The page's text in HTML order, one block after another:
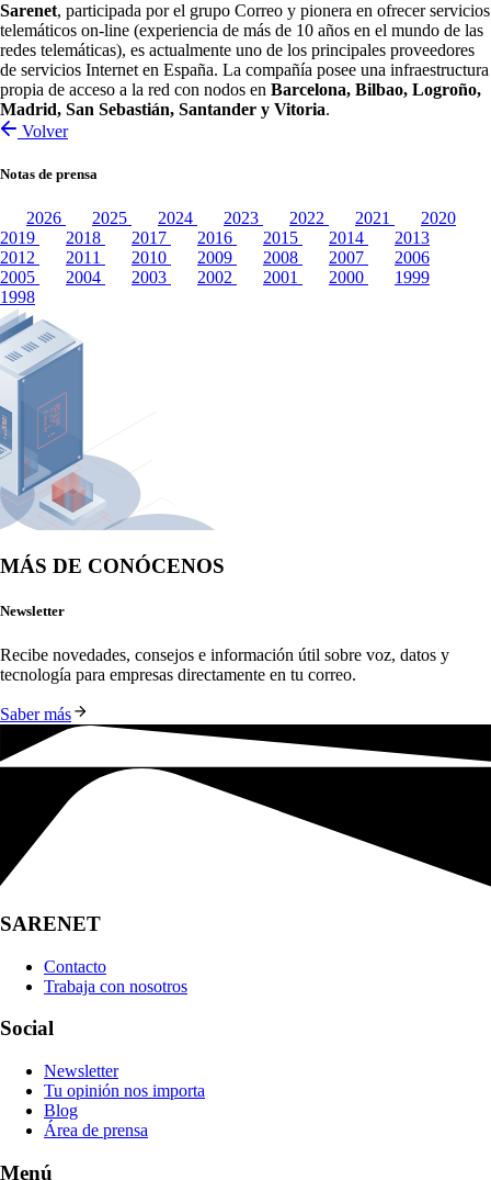
Sarenet, participada por el grupo Correo y pionera en ofrecer servicios
telemáticos on-line (experiencia de más de 10 años en el mundo de las
redes telemáticas), es actualmente uno de los principales proveedores
de servicios Internet en España. La compañía posee una infraestructura
propia de acceso a la red con nodos en Barcelona, Bilbao, Logroño,
Madrid, San Sebastián, Santander y Vitoria.
Volver
Notas de prensa
2026 2025 2024 2023 2022 2021
2020
2019
2018 2017 2016 2015 2014
2013
2012
2011 2010 2009 2008 2007
2006
2005
2004 2003 2002 2001 2000
1999
1998
MÁS DE CONÓCENOS
Newsletter
Recibe novedades, consejos e información útil sobre voz, datos y
tecnología para empresas directamente en tu correo.
Saber más
SARENET
Contacto
Trabaja con nosotros
Social
Newsletter
Tu opinión nos importa
Blog
Área de prensa
Menú